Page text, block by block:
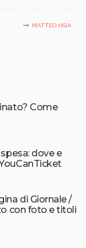
MATTEO HSIA
Come
dove e
di Giornale /
con foto e titoli